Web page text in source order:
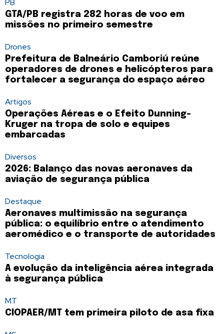
PB
GTA/PB registra 282 horas de voo em
missões no primeiro semestre
Drones
Prefeitura de Balneário Camboriú reúne
operadores de drones e helicópteros para
fortalecer a segurança do espaço aéreo
Artigos
Operações Aéreas e o Efeito Dunning-
Kruger na tropa de solo e equipes
embarcadas
Diversos
2026: Balanço das novas aeronaves da
aviação de segurança pública
Destaque
Aeronaves multimissão na segurança
pública: o equilíbrio entre o atendimento
aeromédico e o transporte de autoridades
Tecnologia
A evolução da inteligência aérea integrada
à segurança pública
MT
CIOPAER/MT tem primeira piloto de asa fixa